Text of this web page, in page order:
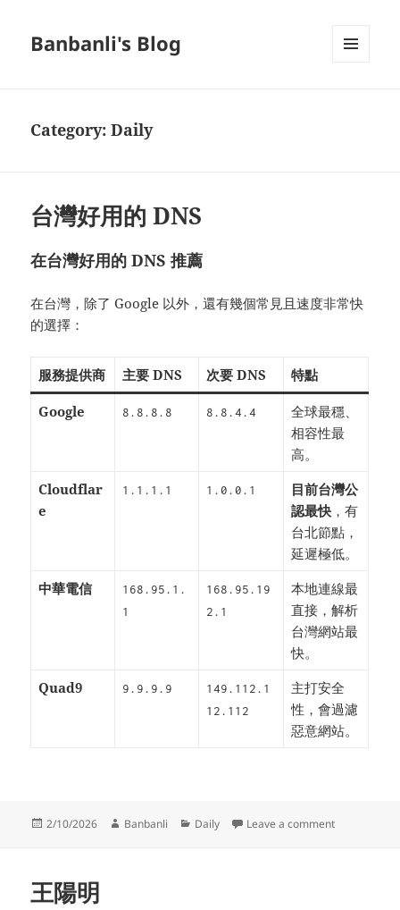
Banbanli's Blog
Category:Daily
台灣好用的 DNS
在台灣好用的 DNS 推薦
在台灣，除了 Google 以外，還有幾個常見且速度非常快
的選擇：
服務提供商 主要 DNS 次要 DNS 特點
Google 8.8.8.8 8.8.4.4
全球最穩、
相容性最
高。
Cloudflar
e
1.1.1.1 1.0.0.1
目前台灣公
認最快，有
台北節點，
延遲極低。
中華電信
168.95.1.
1
168.95.19
2.1
本地連線最
直接，解析
台灣網站最
快。
Quad9
9.9.9.9
149.112.1
12.112
主打安全
性，會過濾
惡意網站。
Posted
2/10/2026 Author
Banbanli Categories
Daily Leave a commenton 台灣好用
王陽明